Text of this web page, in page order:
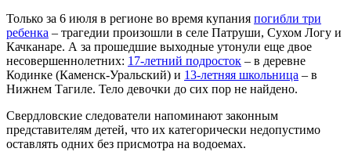
Только за 6 июля в регионе во время купания погибли три
ребенка – трагедии произошли в селе Патруши, Сухом Логу и
Качканаре. А за прошедшие выходные утонули еще двое
несовершеннолетних: 17-летний подросток – в деревне
Кодинке (Каменск-Уральский) и 13-летняя школьница – в
Нижнем Тагиле. Тело девочки до сих пор не найдено.
Свердловские следователи напоминают законным
представителям детей, что их категорически недопустимо
оставлять одних без присмотра на водоемах.